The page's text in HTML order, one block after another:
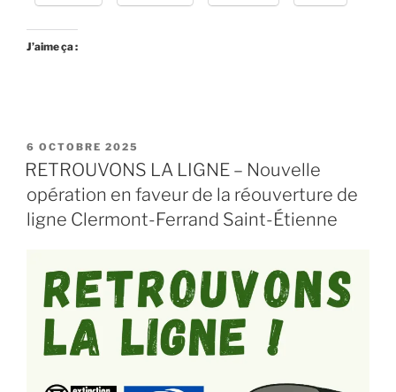
J’aime ça :
PUBLIÉ
LE
6 OCTOBRE 2025
RETROUVONS LA LIGNE – Nouvelle
opération en faveur de la réouverture de
ligne Clermont-Ferrand Saint-Étienne